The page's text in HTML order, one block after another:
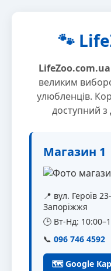
🐾
LifeZoo.com.ua
великим
улюбленців.
доступний з
Магазин 1
📍 вул. Героїв
Запоріжжя
🕒 Вт-Нд:
📞 096 746 4592
🗺 Google